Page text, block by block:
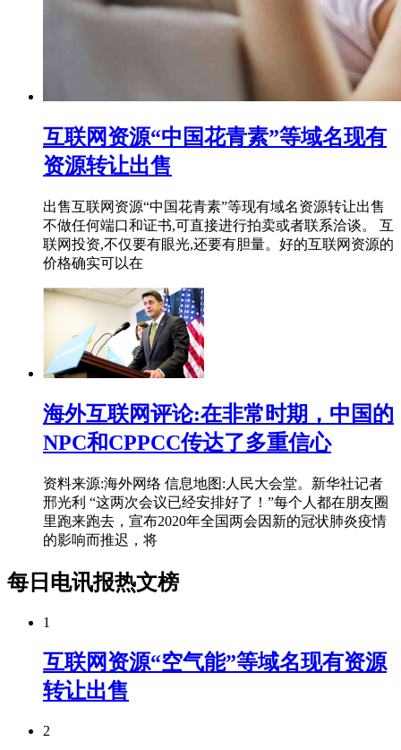
互联网资源“中国花青素”等域名现有
资源转让出售
出售互联网资源“中国花青素”等现有域名资源转让出售
不做任何端口和证书,可直接进行拍卖或者联系洽谈。 互
联网投资,不仅要有眼光,还要有胆量。好的互联网资源的
价格确实可以在
海外互联网评论:在非常时期，中国的
NPC和CPPCC传达了多重信心
资料来源:海外网络 信息地图:人民大会堂。新华社记者
邢光利 “这两次会议已经安排好了！”每个人都在朋友圈
里跑来跑去，宣布2020年全国两会因新的冠状肺炎疫情
的影响而推迟，将
每日电讯报热文榜
1
互联网资源“空气能”等域名现有资源
转让出售
2